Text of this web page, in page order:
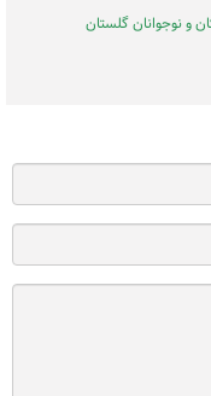
و نوجوانان گلستان